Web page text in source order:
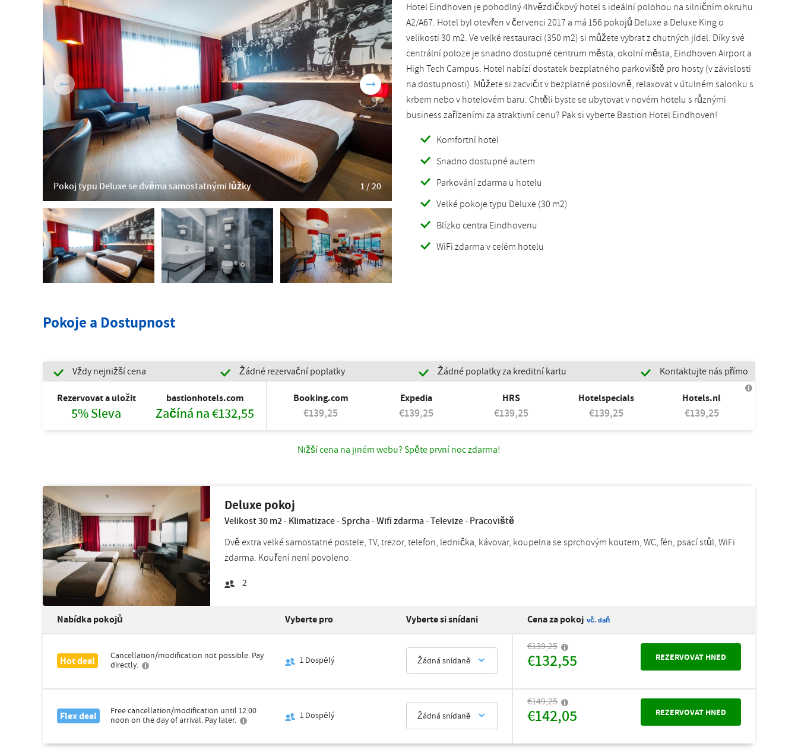
Romanian Turkish Slovak
Pokoj typu Deluxe se dvěma samostatnými lůžky 1 / 20
Hotel Eindhoven je pohodlný 4hvězdičkový hotel s ideální polohou na silničním okruhu
A2/A67. Hotel byl otevřen v červenci 2017 a má 156 pokojů Deluxe a Deluxe King o
velikosti 30 m2. Ve velké restauraci (350 m2) si můžete vybrat z chutných jídel. Díky své
centrální poloze je snadno dostupné centrum města, okolní města, Eindhoven Airport a
High Tech Campus. Hotel nabízí dostatek bezplatného parkoviště pro hosty (v závislosti
na dostupnosti). Můžete si zacvičit v bezplatné posilovně, relaxovat v útulném salonku s
krbem nebo v hotelovém baru. Chtěli byste se ubytovat v novém hotelu s různými
business zařízeními za atraktivní cenu? Pak si vyberte Bastion Hotel Eindhoven!
Komfortní hotel
Snadno dostupné autem
Parkování zdarma u hotelu
Velké pokoje typu Deluxe (30 m2)
Blízko centra Eindhovenu
WiFi zdarma v celém hotelu
Pokoje a Dostupnost
Vždy nejnižší cena Žádné rezervační poplatky Žádné poplatky za kreditní kartu Kontaktujte nás přímo
Rezervovat a uložit
5% Sleva
bastionhotels.com
Začíná na €132,55
Booking.com
€139,25
Expedia
€139,25
HRS
€139,25
Hotelspecials
€139,25
Hotels.nl
€139,25
Nižší cena na jiném webu? Spěte první noc zdarma!
Deluxe pokoj
Velikost 30 m2 - Klimatizace - Sprcha - Wifi zdarma - Televize - Pracoviště
Dvě extra velké samostatné postele, TV, trezor, telefon, lednička, kávovar, koupelna se sprchovým koutem, WC, fén, psací stůl, WiFi
zdarma. Kouření není povoleno.
2
Nabídka pokojů Vyberte pro Vyberte si snídani Cena za pokoj vč. daň
Hot deal
Cancellation/modification not possible. Pay
directly.
1 Dospělý Žádná snídaně
€139,25
€132,55 REZERVOVAT HNED
Flex deal
Free cancellation/modification until 12:00
noon on the day of arrival. Pay later.
1 Dospělý Žádná snídaně
€149,25
€142,05 REZERVOVAT HNED